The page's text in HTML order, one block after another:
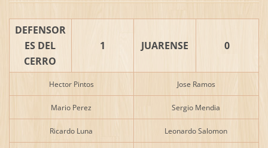
DEFENSOR
ES DEL
CERRO
1 JUARENSE 0
Hector Pintos Jose Ramos
Mario Perez Sergio Mendia
Ricardo Luna Leonardo Salomon